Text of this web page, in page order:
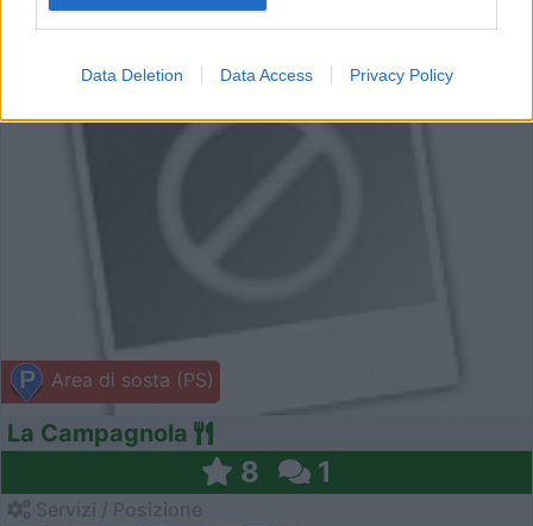
Data Deletion Data Access Privacy Policy
Area di sosta (PS)
La Campagnola
8 1